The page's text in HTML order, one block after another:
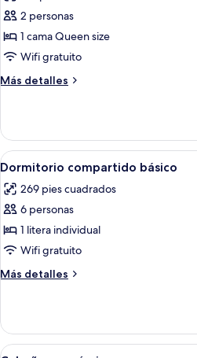
fotos
de
Cabaña
estándar,
1
Queen
size
2 personas
1 cama Queen size
Wifi gratuito
Más detalles
Más
estándar,
cama
size
Abrir
todas
las
fotos
de
Dormitorio
compartido
básico
11
Dormitorio compartido básico
269 pies cuadrados
6 personas
1 litera individual
Wifi gratuito
Más detalles
Más
compartido
básico
Abrir